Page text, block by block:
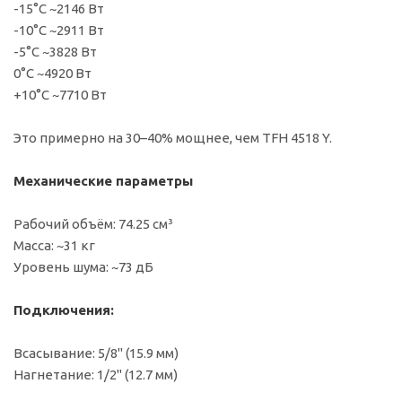
-15°C ~2146 Вт
-10°C ~2911 Вт
-5°C ~3828 Вт
0°C ~4920 Вт
+10°C ~7710 Вт
Это примерно на 30–40% мощнее, чем TFH 4518 Y.
Механические параметры
Рабочий объём: 74.25 см³
Масса: ~31 кг
Уровень шума: ~73 дБ
Подключения:
Всасывание: 5/8" (15.9 мм)
Нагнетание: 1/2" (12.7 мм)